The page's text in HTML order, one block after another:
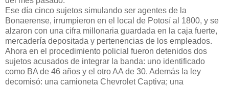
Ese día cinco sujetos simulando ser agentes de la
Bonaerense, irrumpieron en el local de Potosí al 1800, y se
alzaron con una cifra millonaria guardada en la caja fuerte,
mercadería depositada y pertenencias de los empleados.
Ahora en el procedimiento policial fueron detenidos dos
sujetos acusados de integrar la banda: uno identificado
como BA de 46 años y el otro AA de 30. Además la ley
decomisó: una camioneta Chevrolet Captiva; una